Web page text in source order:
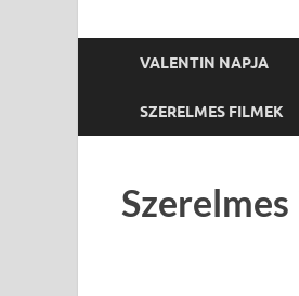
VALENTIN NAPJA
SZERELMES FILMEK